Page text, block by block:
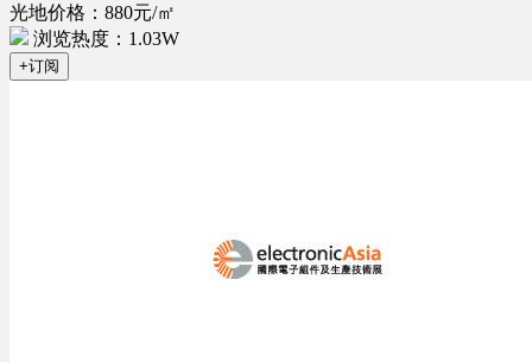
光地价格：880元/㎡
浏览热度：1.03W
+订阅